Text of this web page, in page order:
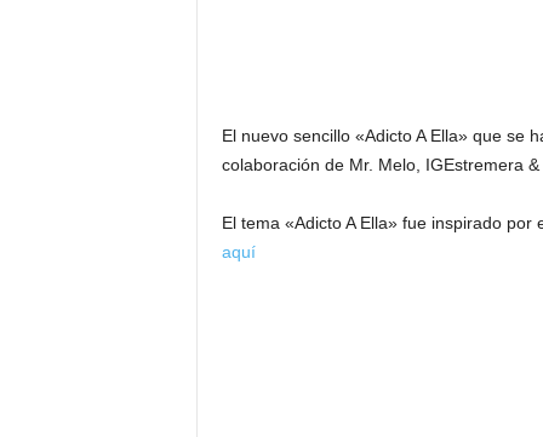
El nuevo sencillo «Adicto A Ella» que se
colaboración de Mr. Melo, IGEstremera
El tema «Adicto A Ella» fue inspirado
aquí